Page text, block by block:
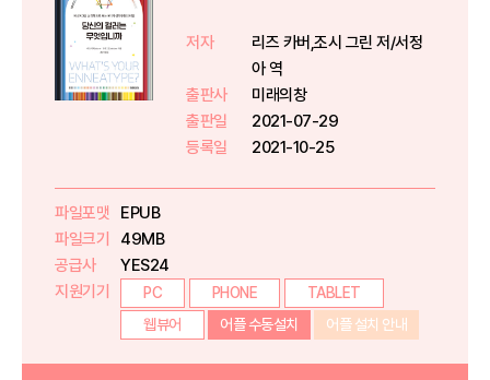
저자
리즈 카버,조시 그린 저/서정
아 역
출판사
미래의창
출판일
2021-07-29
등록일
2021-10-25
파일포맷
EPUB
파일크기
49MB
공급사
YES24
지원기기
PC PHONE
TABLET
웹뷰어
어플 수동설치 어플 설치 안내